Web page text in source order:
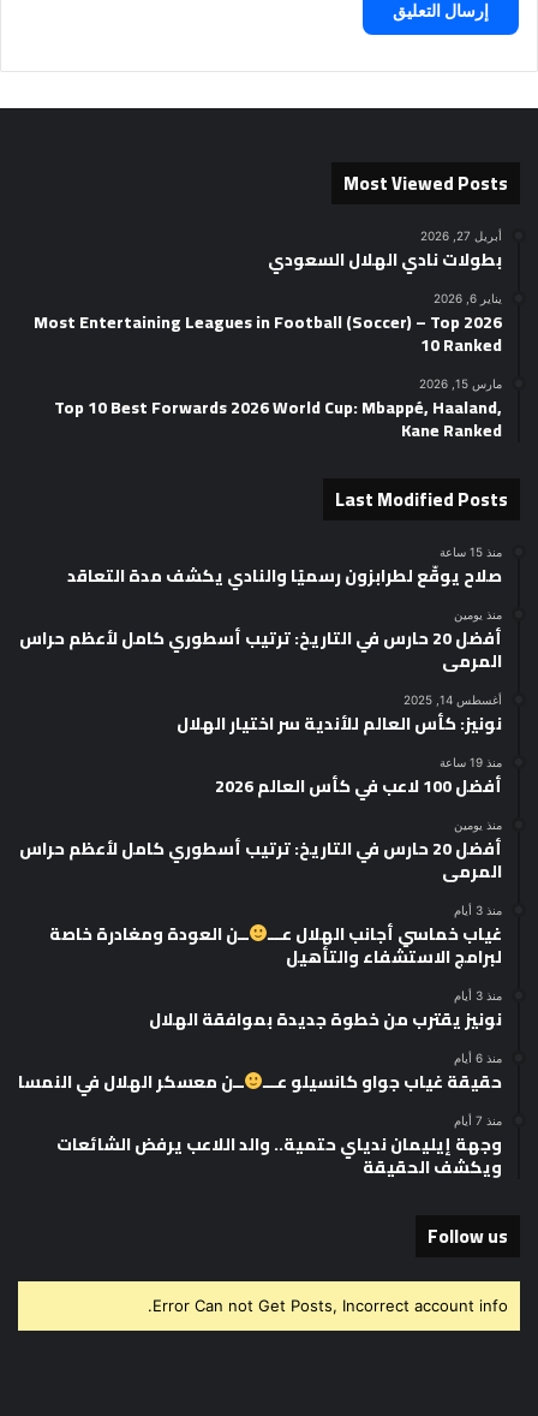
Most Viewed Posts
أبريل 27, 2026
بطولات نادي الهلال السعودي
يناير 6, 2026
2026 Most Entertaining Leagues in Football (Soccer) – Top
10 Ranked
مارس 15, 2026
Top 10 Best Forwards 2026 World Cup: Mbappé, Haaland,
Kane Ranked
Last Modified Posts
منذ 15 ساعة
صلاح يوقّع لطرابزون رسميًا والنادي يكشف مدة التعاقد
منذ يومين
أفضل 20 حارس في التاريخ: ترتيب أسطوري كامل لأعظم حراس
المرمى
أغسطس 14, 2025
نونيز: كأس العالم للأندية سر اختيار الهلال
منذ 19 ساعة
أفضل 100 لاعب في كأس العالم 2026
منذ يومين
أفضل 20 حارس في التاريخ: ترتيب أسطوري كامل لأعظم حراس
المرمى
منذ 3 أيام
غياب خماسي أجانب الهلال عـــ ــن العودة ومغادرة خاصة
لبرامج الاستشفاء والتأهيل
منذ 3 أيام
نونيز يقترب من خطوة جديدة بموافقة الهلال
منذ 6 أيام
حقيقة غياب جواو كانسيلو عـــ ــن معسكر الهلال في النمسا
منذ 7 أيام
وجهة إيليمان ندياي حتمية.. والد اللاعب يرفض الشائعات
ويكشف الحقيقة
Follow us
Error Can not Get Posts, Incorrect account info.